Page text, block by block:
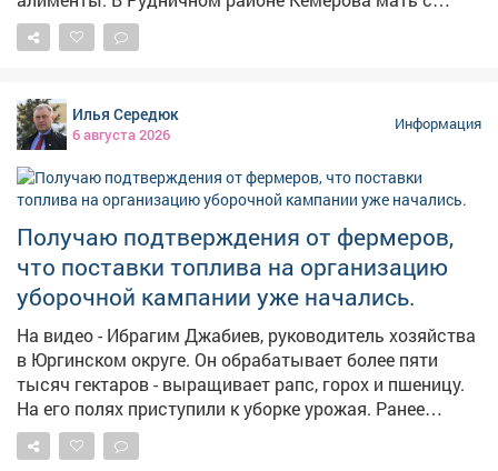
двумя детьми не могла получить алименты от
бывшего супруга. Мать растит 9-летнего сына и 14-
платил,а силовики не принимали мер, сообщает в
четверг областная прокуратура. – Должностными
лицами службы судебных приставов своевременно не
приняты исчерпывающие меры, направленные на
взыскание задолженности, – сказали в прокуратуре.
главного управления приставов в регионе. В
результате исполнительные действия
активизировались, должностное лицо привлекли к
дисциплинарной ответственности, а с бывшего мужа
взыскали 315 тысяч рублей по алиментам.
Прокуратура продолжит следить за тем, как
контролируется последующая выплата алиментов.
Илья Середюк
6 августа 2026
Информация
Получаю подтверждения от фермеров,
что поставки топлива на организацию
уборочной кампании уже начались.
На видео - Ибрагим Джабиев, руководитель хозяйства
в Юргинском округе. Он обрабатывает более пяти
тысяч гектаров - выращивает рапс, горох и пшеницу.
На его полях приступили к уборке урожая. Ранее
обращался к федеральному центру с просьбой
выделить региону дополнительные объемы солярки